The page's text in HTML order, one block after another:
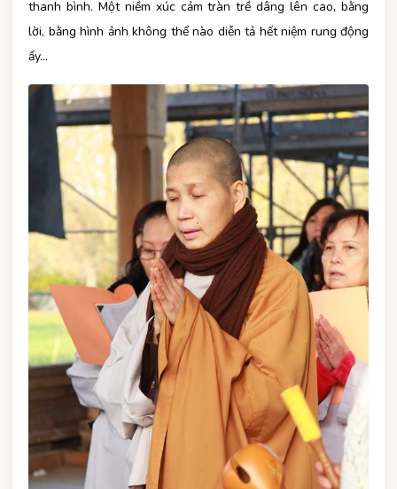
thanh bình. Một niềm xúc cảm tràn trề dâng lên cao, bằng
lời, bằng hình ảnh không thể nào diễn tả hết niệm rung động
ấy…